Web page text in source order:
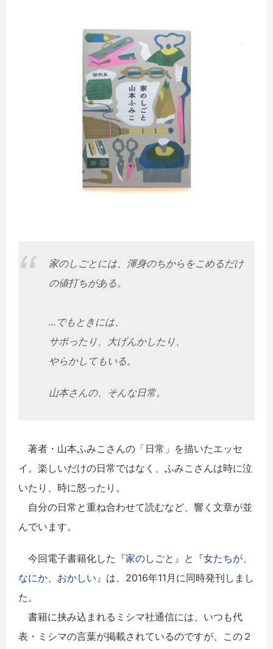
家のしごとには、渾身のちからをこめるだけ
の値打ちがある。
...でもときには、
サボったり、大げんかしたり、
やらかしてもいる。
山本さんの、そんな日常。
著者・山本ふみこさんの「日常」を描いたエッセ
イ。楽しいだけの日常ではなく、ふみこさんは時に泣
いたり、時に怒ったり。
自分の日常と重ね合わせて読むなど、響く文章が並
んでいます。
今回電子書籍化した 『家のしごと』 と 『女たちが、
なにか、おかしい』 は、2016年11月に同時発刊しまし
た。
書籍に挟み込まれるミシマ社通信には、いつも代
表・ミシマの言葉が掲載されているのですが、この２